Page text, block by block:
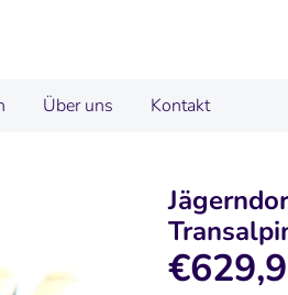
Über uns Kontakt